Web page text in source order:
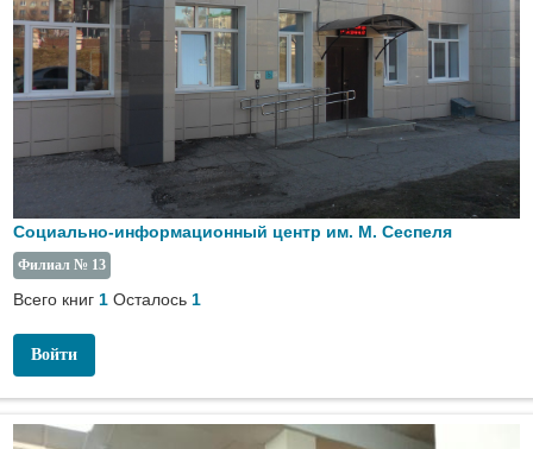
Социально-информационный центр им. М. Сеспеля
Филиал № 13
Всего книг 1 Осталось 1
Войти